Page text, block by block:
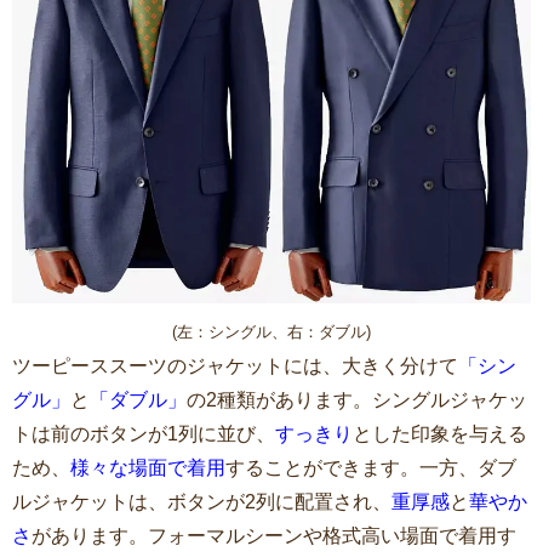
(左：シングル、右：ダブル)
ツーピーススーツのジャケットには、大きく分けて
「シン
グル」
と 「ダブル」 の2種類があります。シングルジャケッ
トは前のボタンが1列に並び、 すっきり とした印象を与える
ため、 様々な場面で着用することができます。一方、ダブ
ルジャケットは、ボタンが2列に配置され、 重厚感と華やか
さ があります。フォーマルシーンや格式高い場面で着用す